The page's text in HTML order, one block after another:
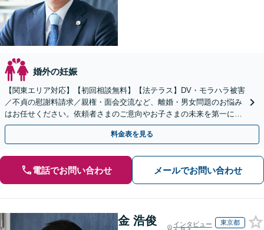
婚外の妊娠
【関東エリア対応】【初回相談無料】【法テラス】DV・モラハラ被害
／不貞の慰謝料請求／親権・面会交流など、離婚・男女問題のお悩み
はお任せください。依頼者さまのご意向やお子さまの未来を第一に、
最善の解決へ向けてサポートいたします【子連れ相談】
料金表を見る
電話でお問い合わせ メールでお問い合わせ
金 浩俊
インタビュー
東京都